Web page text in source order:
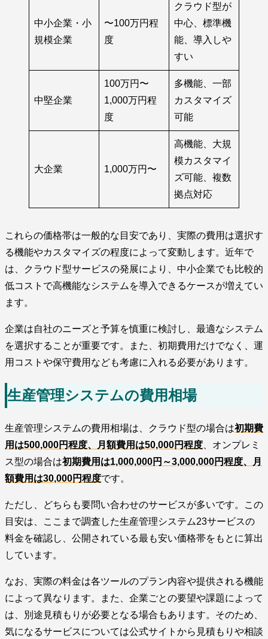
中小企業・小
規模企業
〜100万円程
度
クラウド型が
中心、標準機
能、導入しや
すい
中堅企業
100万円〜
1,000万円程
度
多機能、一部
カスタマイズ
可能
大企業 1,000万円〜
高機能、大規
模カスタマイ
ズ可能、複数
拠点対応
これらの価格帯は一般的な目安であり、実際の費用は選択す
る機能やカスタマイズの程度によって変動します。近年で
は、クラウド型サービスの発展により、中小企業でも比較的
低コストで高機能なシステムを導入できるケースが増えてい
ます。
企業は自社のニーズと予算を慎重に検討し、最適なシステム
を選択することが重要です。また、初期費用だけでなく、運
用コストや保守費用なども考慮に入れる必要があります。
生産管理システムの費用相場
生産管理システムの費用相場は、クラウド型の場合は初期費
用は500,000円程度、月額費用は50,000円程度 、オンプレミ
ス型の場合は初期費用は1,000,000円～3,000,000円程度、月
額費用は30,000円程度です。
ただし、どちらも要問い合わせのサービスが多いです。この
目安は、ここまで調査した生産管理システム23サービスの
料金を確認し、公開されている最も安い価格帯をもとに算出
しています。
なお、実際の料金は各ツールのプラン内容や提供される機能
によって異なります。また、企業ごとの要望や課題によって
は、別途見積もりが必要となる場合もあります。そのため、
気になるサービスについては公式サイトから見積もりや相談